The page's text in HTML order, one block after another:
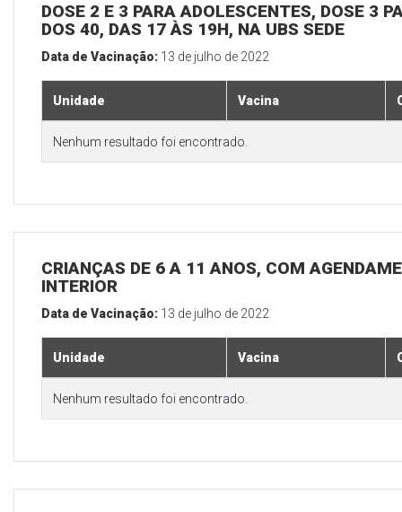
DOSE 2 E 3 PARA ADOLESCENTES, DOSE 3
DOS 40, DAS 17 ÀS 19H, NA UBS SEDE
Data de Vacinação: 13 de julho de 2022
Unidade Vacina
Nenhum resultado foi encontrado.
CRIANÇAS DE 6 A 11 ANOS, COM
INTERIOR
Data de Vacinação: 13 de julho de 2022
Unidade Vacina
Nenhum resultado foi encontrado.